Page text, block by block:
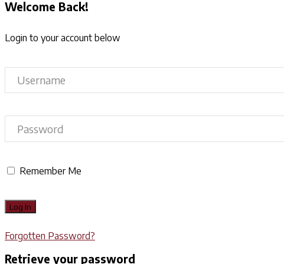
Welcome Back!
Login to your account below
Remember Me
Forgotten Password?
Retrieve your password